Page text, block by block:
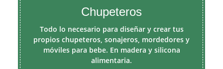
Chupeteros
Todo lo necesario para diseñar y crear tus
propios chupeteros, sonajeros, mordedores y
móviles para bebe. En madera y silicona
alimentaria.